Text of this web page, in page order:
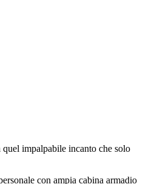
impalpabile incanto che solo
con ampia cabina armadio